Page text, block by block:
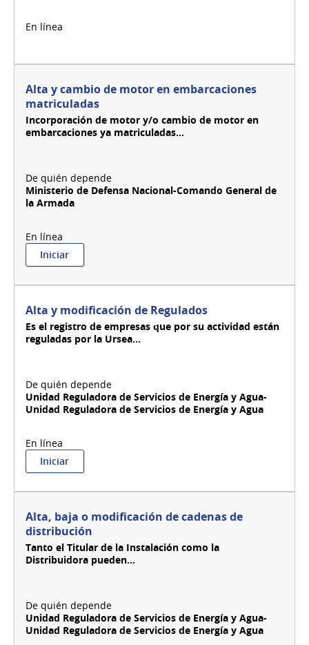
Alta y cambio de motor en embarcaciones
matriculadas
Incorporación de motor y/o cambio de motor en
embarcaciones ya matriculadas...
Ministerio de Defensa Nacional-Comando General de
la Armada
Iniciar:
Alta
motor
en
embarcaciones
Alta y modificación de Regulados
Es el registro de empresas que por su actividad están
reguladas por la Ursea...
Unidad Reguladora de Servicios de Energía y Agua-
Unidad Reguladora de Servicios de Energía y Agua
Iniciar:
Alta
de
Regulados
Alta, baja o modificación de cadenas de
distribución
Tanto el Titular de la Instalación como la
Distribuidora pueden...
Unidad Reguladora de Servicios de Energía y Agua-
Unidad Reguladora de Servicios de Energía y Agua